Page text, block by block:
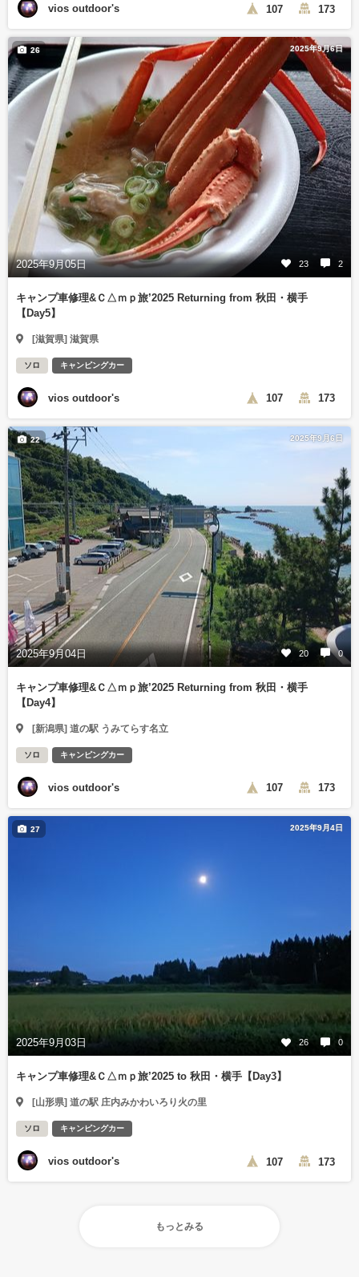
vios outdoor's 107 173
2025年9月6日
2025年9月05日 23 2
26
キャンプ車修理&Ｃ△ｍｐ旅’2025 Returning from 秋田・横手
【Day5】
[滋賀県] 滋賀県
ソロ キャンピングカー
vios outdoor's 107 173
2025年9月6日
2025年9月04日 20 0
22
キャンプ車修理&Ｃ△ｍｐ旅’2025 Returning from 秋田・横手
【Day4】
[新潟県] 道の駅 うみてらす名立
ソロ キャンピングカー
vios outdoor's 107 173
2025年9月4日
2025年9月03日 26 0
27
キャンプ車修理&Ｃ△ｍｐ旅’2025 to 秋田・横手【Day3】
[山形県] 道の駅 庄内みかわいろり火の里
ソロ キャンピングカー
vios outdoor's 107 173
もっとみる